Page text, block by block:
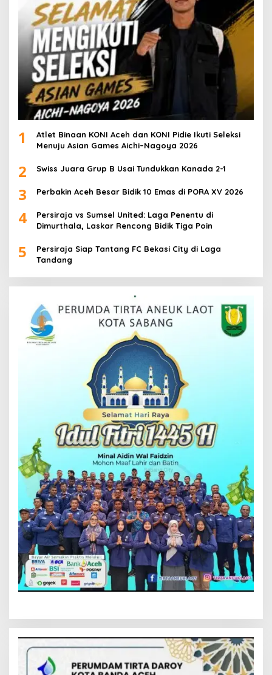
1
Atlet Binaan KONI Aceh dan KONI Pidie Ikuti Seleksi
Menuju Asian Games Aichi–Nagoya 2026
2 Swiss Juara Grup B Usai Tundukkan Kanada 2-1
3 Perbakin Aceh Besar Bidik 10 Emas di PORA XV 2026
4
Persiraja vs Sumsel United: Laga Penentu di
Dimurthala, Laskar Rencong Bidik Tiga Poin
5
Persiraja Siap Tantang FC Bekasi City di Laga
Tandang